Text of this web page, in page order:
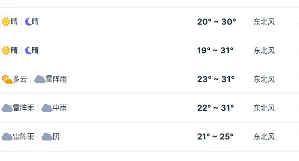
晴 晴 20° ~ 30° 东北风
晴 晴 19° ~ 31° 东北风
多云 雷阵雨 23° ~ 31° 东北风
雷阵雨 中雨 22° ~ 31° 东北风
雷阵雨 阴 21° ~ 25° 东北风